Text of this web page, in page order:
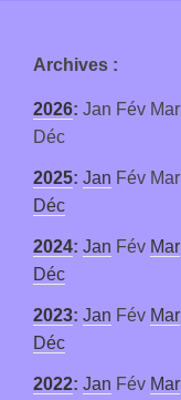
Archives :
2026: Jan Fév Mar
Déc
2025: Jan Fév Mar
Déc
2024: Jan Fév Mar
Déc
2023: Jan Fév Mar
Déc
2022: Jan Fév Mar